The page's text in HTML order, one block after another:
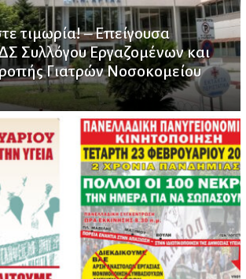
τιμωρία! – Επείγουσα
Συλλόγου Εργαζομένων και
Γιατρών Νοσοκομείου